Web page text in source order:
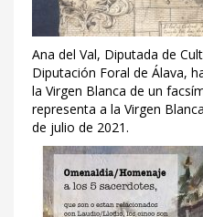
Ana del Val, Diputada de
Diputación Foral de Álava,
la Virgen Blanca de un
representa a la Virgen
de julio de 2021.